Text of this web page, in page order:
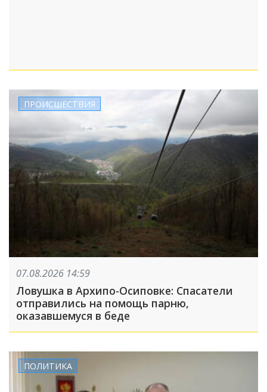
ПРОИСШЕСТВИЯ
07.08.2026 14:59
Ловушка в Архипо-Осиповке: Спасатели
отправились на помощь парню,
оказавшемуся в беде
ПОЛИТИКА